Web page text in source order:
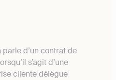
parle d’un contrat de
s’agit d’une
cliente délègue